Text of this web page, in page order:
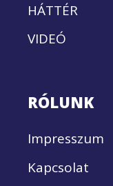
HÁTTÉR
VIDEÓ
RÓLUNK
Impresszum
Kapcsolat